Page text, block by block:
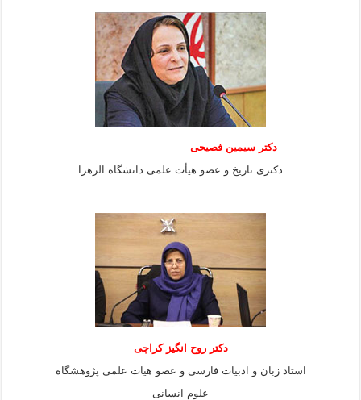
دکتر سیمین فصیحی
دکتری تاریخ و عضو هیأت علمی دانشگاه الزهرا
دکتر روح انگیز کراچی
استاد زبان و ادبیات فارسی و عضو هیات علمی پژوهشگاه
علوم انسانی